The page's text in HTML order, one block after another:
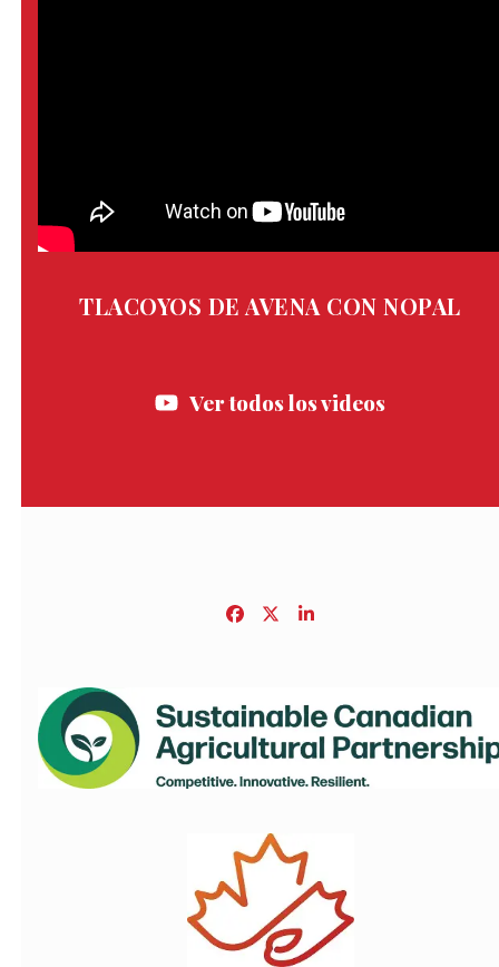
TLACOYOS DE AVENA CON NOPAL
Ver todos los videos
Facebook
TwitterLinkedIn